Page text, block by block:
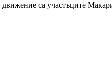
движение са участъците